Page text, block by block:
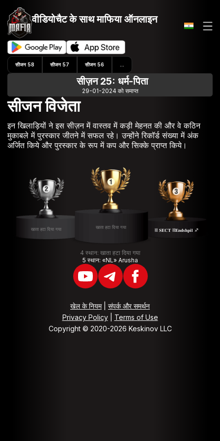
वीडियोचैट के साथमाफिया ऑनलाइन
सीजन 58 सीजन 57 सीजन 56
सीज़न 25: धर्म-पिता
29-01-2024 को समाप्त
सीजन विजेता
इन खिलाड़ियों ने इस सीज़न में वास्तव में कड़ी मेहनत की और वे कठिन
मुकाबले में पुरस्कार जीतने में सफल रहे। उन्होंने रिकॉर्ड संख्या में अंक
अर्जित किये और पुरस्कार के रूप में कप और सिक्के प्राप्त किये।
खाता हटा दिया गया
खाता हटा दिया गया ⛓ 𝐒𝐄𝐂𝐓 ⛓𝐄𝐧𝐝𝐬𝐡𝐩𝐢𝐥 ♐️
4 स्थान: खाता हटा दिया गया
5 स्थान: «NL» Arusha
खेल के नियम| संपर्क और समर्थन
Privacy Policy| Terms of Use
Copyright © 2020-2026 Keskinov LLC